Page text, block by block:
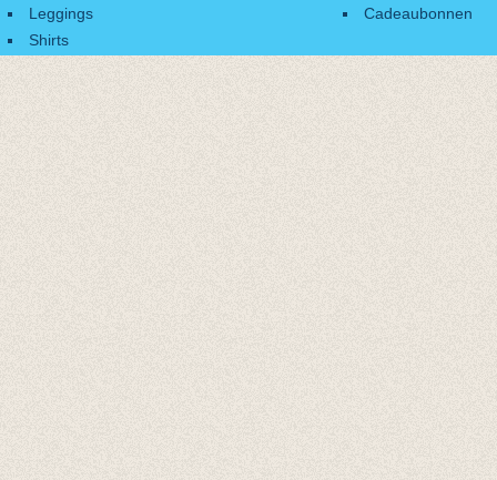
Leggings
Shirts
Cadeaubonnen